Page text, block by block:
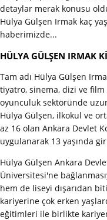
detaylar merak konusu
Hülya Gülşen Irmak kaç
haberimizde...
HÜLYA GÜLŞEN IRMAK
Tam adı Hülya Gülşen
tiyatro, sinema, dizi ve
oyunculuk sektöründe
Hülya Gülşen, ilkokul ve
az 16 olan Ankara Devlet
uygulanarak 13 yaşında
Hülya Gülşen Ankara
Üniversitesi'ne
hem de liseyi dışarıdan
kariyerine çok erken
eğitimleri ile birlikte